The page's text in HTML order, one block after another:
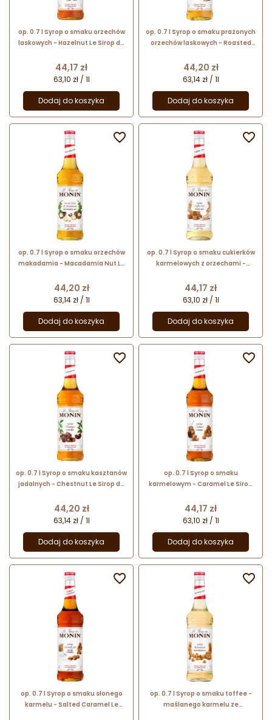
op. 0.7 l Syrop o smaku orzechów
laskowych - Hazelnut Le Sirop de
Cena
44,17 zł
63,10 zł / 1l
Dodaj do koszyka
op. 0.7 l Syrop o smaku prażonych
orzechów laskowych - Roasted
szklana butelka
Cena
44,20 zł
63,14 zł / 1l
Dodaj do koszyka
op. 0.7 l Syrop o smaku orzechów
makadamia - Macadamia Nut Le
Cena
44,20 zł
63,14 zł / 1l
Dodaj do koszyka

op. 0.7 l Syrop o smaku cukierków
karmelowych z orzechami -
szklana butelka
Cena
44,17 zł
63,10 zł / 1l
Dodaj do koszyka

op. 0.7 l Syrop o smaku kasztanów
jadalnych - Chestnut Le Sirop de
Cena
44,20 zł
63,14 zł / 1l
Dodaj do koszyka

op. 0.7 l Syrop o smaku
karmelowym - Caramel Le Sirop
Cena
44,17 zł
63,10 zł / 1l
Dodaj do koszyka

op. 0.7 l Syrop o smaku słonego
karmelu - Salted Caramel Le

op. 0.7 l Syrop o smaku toffee -
maślanego karmelu ze
